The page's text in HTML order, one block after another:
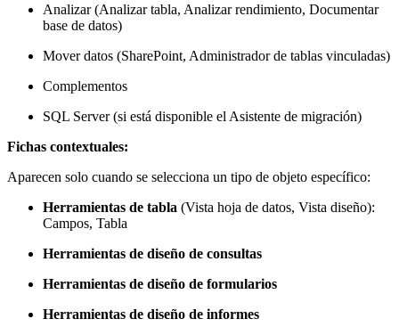
Analizar (Analizar tabla, Analizar rendimiento, Documentar
base de datos)
Mover datos (SharePoint, Administrador de tablas vinculadas)
Complementos
SQL Server (si está disponible el Asistente de migración)
Fichas contextuales:
Aparecen solo cuando se selecciona un tipo de objeto específico:
Herramientas de tabla (Vista hoja de datos, Vista diseño):
Campos, Tabla
Herramientas de diseño de consultas
Herramientas de diseño de formularios
Herramientas de diseño de informes